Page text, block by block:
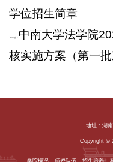
学位招生简章
下一篇：
中南大学法学院
核实施方案（第一批
地址：湖
Copyright ©